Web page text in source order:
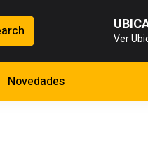
Ver
Novedades